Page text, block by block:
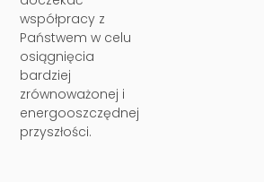
współpracy z
Państwem w celu
osiągnięcia
bardziej
zrównoważonej i
energooszczędnej
przyszłości.